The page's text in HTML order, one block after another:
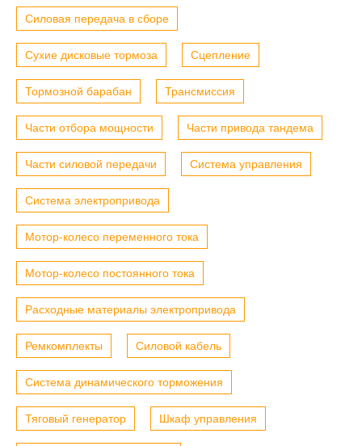
Силовая передача в сборе
Сухие дисковые тормоза Сцепление
Тормозной барабан Трансмиссия
Части отбора мощности Части привода тандема
Части силовой передачи Система управления
Система электропривода
Мотор-колесо переменного тока
Мотор-колесо постоянного тока
Расходные материалы электропривода
Ремкомплекты Силовой кабель
Система динамического торможения
Тяговый генератор Шкаф управления